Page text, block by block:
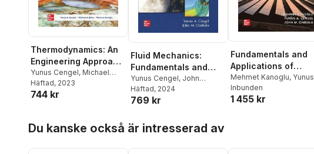
Thermodynamics: An
Engineering Approach
ISE
Yunus Cengel, Michael
Boles,Mehmet Kanoglu
Häftad, 2023
744 kr
Fluid Mechanics:
Fundamentals and
Applications: 2024
Release ISE
Yunus Cengel, John
Cimbala
Häftad, 2024
769 kr
Fundamentals and
Applications of
Renewable Energy
Mehmet Kanoglu, Yunus
Cengel
Inbunden
1 455 kr
Du kanske också är intresserad av